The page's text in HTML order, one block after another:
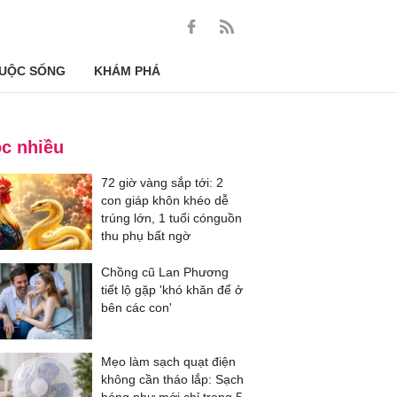
SỐNG KHÁM PHÁ
nhiều
72 giờ vàng sắp tới: 2
con giáp khôn khéo dễ
trúng lớn, 1 tuổi cónguồn
thu phụ bất ngờ
Chồng cũ Lan Phương
tiết lộ gặp 'khó khăn để ở
bên các con'
Mẹo làm sạch quạt điện
không cần tháo lắp: Sạch